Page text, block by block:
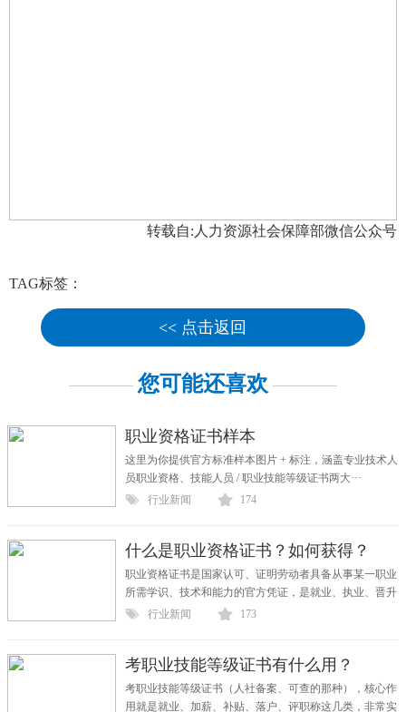
转载自:人力资源社会保障部微信公众号
TAG标签：
<< 点击返回
您可能还喜欢
职业资格证书样本
这里为你提供官方标准样本图片 + 标注，涵盖专业技术人
员职业资格、技能人员 / 职业技能等级证书两大···
行业新闻
174
什么是职业资格证书？如何获得？
职业资格证书是国家认可、证明劳动者具备从事某一职业
所需学识、技术和能力的官方凭证，是就业、执业、晋升
···
行业新闻 173
考职业技能等级证书有什么用？
考职业技能等级证书（人社备案、可查的那种），核心作
用就是就业、加薪、补贴、落户、评职称这几类，非常实